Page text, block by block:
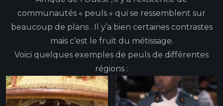
communautés « peuls » qui se ressemblent sur
beaucoup de plans . Il y’a bien certaines contrastes
mais c’est le fruit du métissage.
Voici quelques exemples de peuls de différentes
régions :